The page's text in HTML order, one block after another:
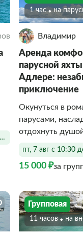
до 20:00
1 час На
Владимир
Аренда
парусной
Адлере:
приключение
Окунуться в
парусами,
отдохнуть
пт, 7 авг с 10:30
15 000 ₽за
Групповая
11 часов На